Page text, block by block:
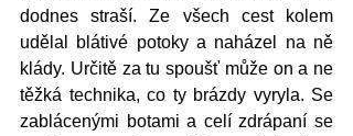
dodnes straší. Ze všech cest kolem
udělal blátivé potoky a naházel na ně
klády. Určitě za tu spoušť může on a ne
těžká technika, co ty brázdy vyryla. Se
zablácenými botami a celí zdrápaní se